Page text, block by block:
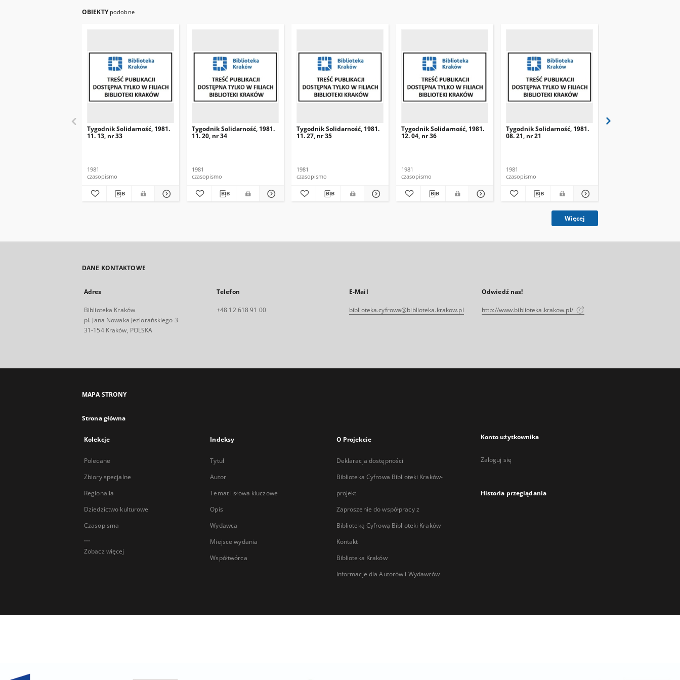
OBIEKTY podobne
Tygodnik Solidarność, 1981.
11. 13, nr 33
1981
czasopismo
Tygodnik Solidarność, 1981.
11. 20, nr 34
1981
czasopismo
Tygodnik Solidarność, 1981.
11. 27, nr 35
1981
czasopismo
Tygodnik Solidarność, 1981.
12. 04, nr 36
1981
czasopismo
Tygodnik Solidarność, 1981.
08. 21, nr 21
1981
czasopismo
Więcej
DANE KONTAKTOWE
Adres
Biblioteka Kraków
pl. Jana Nowaka Jeziorańskiego 3
31-154 Kraków, POLSKA
Telefon
+48 12 618 91 00
E-Mail
biblioteka.cyfrowa@biblioteka.krakow.pl
Odwiedź nas!
http://www.biblioteka.krakow.pl/
MAPA STRONY
Strona główna
Kolekcje
Polecane
Zbiory specjalne
Regionalia
Dziedzictwo kulturowe
Czasopisma
...
Zobacz więcej
Indeksy
Tytuł
Autor
Temat i słowa kluczowe
Opis
Wydawca
Miejsce wydania
Współtwórca
O Projekcie
Deklaracja dostępności
Biblioteka Cyfrowa Biblioteki Kraków-
projekt
Zaproszenie do współpracy z
Biblioteką Cyfrową Biblioteki Kraków
Kontakt
Biblioteka Kraków
Informacje dla Autorów i Wydawców
Konto użytkownika
Zaloguj się
Historia przeglądania